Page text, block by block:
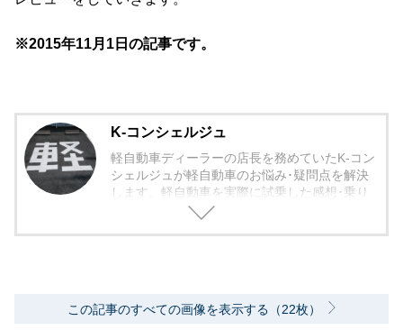
※2015年11月1日の記事です。
K-コンシェルジュ
軽自動車ディーラーの店長を務めていたK-コン
シェルジュが軽自動車のお悩み･疑問点を解決
します。軽自動車を実際に試乗した感想･乗り
心地から欠点まで包み隠さず紹介していきま
この記事のすべての画像を表示する（22枚）